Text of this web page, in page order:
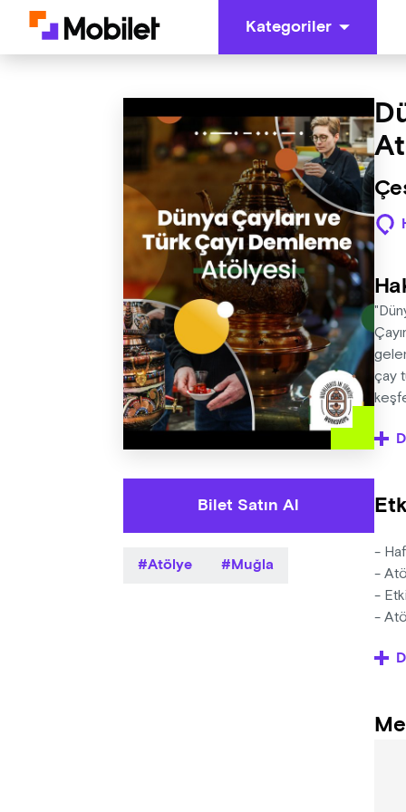
Kategoriler
Bilet Satın Al
Atölye Muğla
çay
🎨
-
-
-
-
-